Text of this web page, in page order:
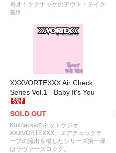
奇才！ククナッケのアウト・テイク
集!!!
XXXVORTEXXX Air Check
Series Vol.1 - Baby It's You
SOLD OUT
Kuknackeのネットラジオ
XXXVORTEXXX。エアチェックテ
ープの流出を模したシリーズ第一弾
はラヴァーズロック。